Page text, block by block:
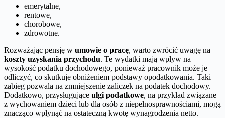
emerytalne,
rentowe,
chorobowe,
zdrowotne.
Rozważając pensję w umowie o pracę, warto zwrócić uwagę na
koszty uzyskania przychodu. Te wydatki mają wpływ na
wysokość podatku dochodowego, ponieważ pracownik może je
odliczyć, co skutkuje obniżeniem podstawy opodatkowania. Taki
zabieg pozwala na zmniejszenie zaliczek na podatek dochodowy.
Dodatkowo, przysługujące ulgi podatkowe, na przykład związane
z wychowaniem dzieci lub dla osób z niepełnosprawnościami, mogą
znacząco wpłynąć na ostateczną kwotę wynagrodzenia netto.